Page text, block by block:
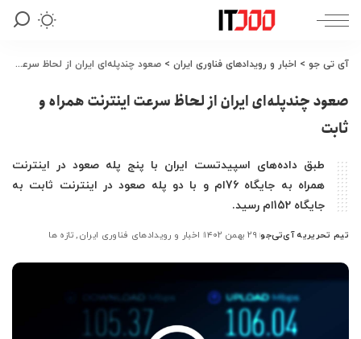
آی تی جو > اخبار و رویدادهای فناوری ایران > صعود چند‌پله‌ای ایران از لحاظ سرعت اینترنت همراه و ثابت
صعود چند‌پله‌ای ایران از لحاظ سرعت اینترنت همراه و
ثابت
طبق داده‌های اسپیدتست ایران با پنج پله صعود در اینترنت
همراه به جایگاه 76ام و با دو پله صعود در اینترنت ثابت به
جایگاه 152ام رسید.
ارسال
توسط
تیم تحریریه آی‌تی‌جو ۲۹ بهمن ۱۴۰۲ اخبار و رویدادهای فناوری ایران تازه ها